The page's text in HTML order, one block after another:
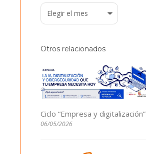
Archivo
Otros relacionados
Ciclo “Empresa y digitalización”
06/05/2026